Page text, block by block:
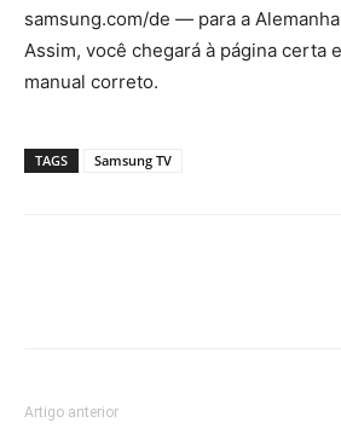
samsung.com/de — para a
Assim, você chegará à página certa
manual correto.
TAGS Samsung TV
Artigo anterior